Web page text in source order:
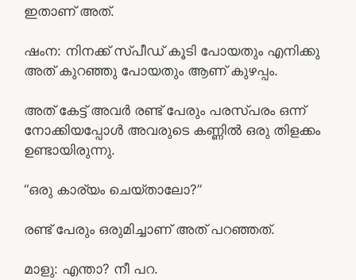
ഇതാണ് അത്.
ഷംന: നിനക്ക് സ്പീഡ് കൂടി പോയതും എനിക്കു
അത് കുറഞ്ഞു പോയതും ആണ് കുഴപ്പം.
അത് കേട്ട് അവർ രണ്ട് പേരും പരസ്പരം ഒന്ന്
നോക്കിയപ്പോൾ അവരുടെ കണ്ണിൽ ഒരു തിളക്കം
ഉണ്ടായിരുന്നു.
“ഒരു കാര്യം ചെയ്താലോ?”
രണ്ട് പേരും ഒരുമിച്ചാണ് അത് പറഞ്ഞത്.
മാളു: എന്താ? നീ പറ.